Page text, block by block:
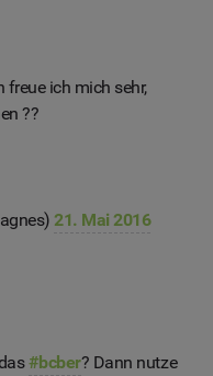
freue ich mich sehr,
??
21. Mai 2016
#bcber? Dann nutze